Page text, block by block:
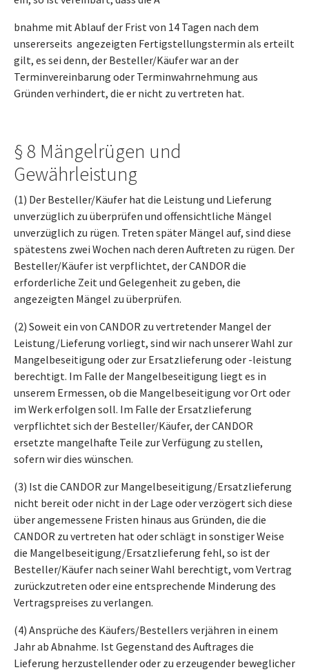
bnahme mit Ablauf der Frist von 14 Tagen nach dem
unsererseits angezeigten Fertigstellungstermin als erteilt
gilt, es sei denn, der Besteller/Käufer war an der
Terminvereinbarung oder Terminwahrnehmung aus
Gründen verhindert, die er nicht zu vertreten hat.
§ 8 Mängelrügen und
Gewährleistung
(1) Der Besteller/Käufer hat die Leistung und Lieferung
unverzüglich zu überprüfen und offensichtliche Mängel
unverzüglich zu rügen. Treten später Mängel auf, sind diese
spätestens zwei Wochen nach deren Auftreten zu rügen. Der
Besteller/Käufer ist verpflichtet, der CANDOR die
erforderliche Zeit und Gelegenheit zu geben, die
angezeigten Mängel zu überprüfen.
(2) Soweit ein von CANDOR zu vertretender Mangel der
Leistung/Lieferung vorliegt, sind wir nach unserer Wahl zur
Mangelbeseitigung oder zur Ersatzlieferung oder -leistung
berechtigt. Im Falle der Mangelbeseitigung liegt es in
unserem Ermessen, ob die Mangelbeseitigung vor Ort oder
im Werk erfolgen soll. Im Falle der Ersatzlieferung
verpflichtet sich der Besteller/Käufer, der CANDOR
ersetzte mangelhafte Teile zur Verfügung zu stellen,
sofern wir dies wünschen.
(3) Ist die CANDOR zur Mangelbeseitigung/Ersatzlieferung
nicht bereit oder nicht in der Lage oder verzögert sich diese
über angemessene Fristen hinaus aus Gründen, die die
CANDOR zu vertreten hat oder schlägt in sonstiger Weise
die Mangelbeseitigung/Ersatzlieferung fehl, so ist der
Besteller/Käufer nach seiner Wahl berechtigt, vom Vertrag
zurückzutreten oder eine entsprechende Minderung des
Vertragspreises zu verlangen.
(4) Ansprüche des Käufers/Bestellers verjähren in einem
Jahr ab Abnahme. Ist Gegenstand des Auftrages die
Lieferung herzustellender oder zu erzeugender beweglicher